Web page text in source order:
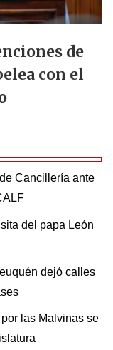
de
con el
Cancillería ante
del papa León
dejó calles
las Malvinas se